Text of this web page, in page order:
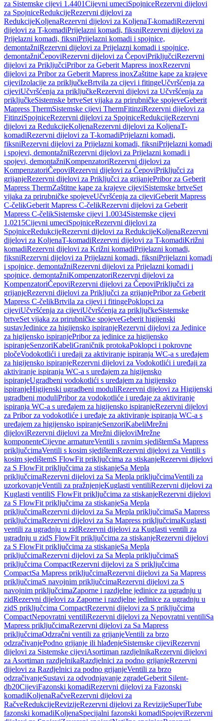
za Sistemske cijevi 1.4401Cijevni umeciSpojniceRezervni dijelovi
za SpojniceRedukcijeRezervni dijelovi za
RedukcijeKoljenaRezervni dijelovi za KoljenaT-komadiRezervni
dijelovi za T-komadiPrijelazni komadi, fiksniRezervni dijelovi za
Prijelazni komadi, fiksniPrijelazni komadi i spojnice,
demontažniRezervni dijelovi za Prijelazni komadi i spojnice,
demontažniČepoviRezervni dijelovi za ČepoviPriključciRezervni
dijelovi za PriključciPribor za Geberit Mapress inoxRezervni
dijelovi za Pribor za Geberit Mapress inoxZaštitne kape za krajeve
cijeviIzolacije za priključkeBrtvila za cijevi i fitingeUčvršćenja za
cijeviUčvršćenja za priključkeRezervni dijelovi za Učvršćenja za
priključkeSistemske brtveSet vijaka za prirubničke spojeveGeberit
Mapress ThermSistemske cijevi ThermFitinziRezervni dijelovi za
FitinziSpojniceRezervni dijelovi za SpojniceRedukcijeRezervni
dijelovi za RedukcijeKoljenaRezervni dijelovi za KoljenaT-
komadiRezervni dijelovi za T-komadiPrijelazni komadi,
fiksniRezervni dijelovi za Prijelazni komadi, fiksniPrijelazni komadi
i spojevi, demontažniRezervni dijelovi za Prijelazni komadi i
spojevi, demontažniKompenzatoriRezervni dijelovi za
KompenzatoriČepoviRezervni dijelovi za ČepoviPriključci za
grijanjeRezervni dijelovi za Priključci za grijanjePribor za Geberit
Mapress ThermZaštitne kape za krajeve cijeviSistemske brtveSet
vijaka za prirubničke spojeveUčvršćenja za cijeviGeberit Mapress
C-čelikGeberit Mapress C-čelikRezervni dijelovi za Geberit
Mapress C-čelikSistemske cijevi 1.0034Sistemske cijevi
1.0215Cijevni umeciSpojniceRezervni dijelovi za
SpojniceRedukcijeRezervni dijelovi za RedukcijeKoljenaRezervni
dijelovi za KoljenaT-komadiRezervni dijelovi za T-komadiKrižni
komadiRezervni dijelovi za Križni komadiPrijelazni komadi,
fiksniRezervni dijelovi za Prijelazni komadi, fiksniPrijelazni komadi
i spojnice, demontažniRezervni dijelovi za Prijelazni komadi i
spojnice, demontažniKompenzatoriRezervni dijelovi za
KompenzatoriČepoviRezervni dijelovi za ČepoviPriključci za
grijanjeRezervni dijelovi za Priključci za grijanjePribor za Geberit
Mapress C-čelikBrtvila za cijevi i fitingePoklopci za
cijeviUčvršćenja za cijeviUčvršćenja za priključkeSistemske
brtveSet vijaka za prirubničke spojeveGeberit higijenski
sustavJedinice za higijensko ispiranjeRezervni dijelovi za Jedinice
za higijensko ispiranjePribor za jedinice za higijensko
ispiranjeSenzoriKabeliGraničnik protokaPoklopci i pokrovne
pločeVodokotlići i uređaji za aktiviranje ispiranja WC-a s uređajem
za higijensko ispiranjeRezervni dijelovi za Vodokotlići i uređaji za
aktiviranje ispiranja WC-a s uređajem za higijensko
ispiranjeUgradbeni vodokotlići s uređajem za higijensko
ispiranjeHigijenski ugradbeni moduliRezervni dijelovi za Higijenski
ugradbeni moduliPribor za vodokotliće i uređaje za aktiviranje
ispiranja WC-a s uređajem za higijensko ispiranjeRezervni dijelovi
za Pribor za vodokotliće i uređaje za aktiviranje ispiranja WC-a s
uređajem za higijensko ispiranjeSenzoriKabeliMrežni
dijeloviRezervni dijelovi za Mrežni dijeloviMrežne
komponenteCijevne armatureVentili s ravnim sjedištemSa Mapress
priključcimaVentili s kosim sjedištemRezervni dijelovi za Ventili s
kosim sjedištemS FlowFit priključcima za stiskanjeRezervni dijelovi
za S FlowFit priključcima za stiskanjeSa Mepla
priključcimaRezervni dijelovi za Sa Mepla priključcimaVentili za
uzorkovanjeVentili za pražnjenjeKuglasti ventiliRezervni dijelovi za
Kuglasti ventiliS FlowFit priključcima za stiskanjeRezervni dijelovi
za S FlowFit priključcima za stiskanjeSa Mepla
priključcimaRezervni dijelovi za Sa Mepla priključcimaSa Mapress
priključcimaRezervni dijelovi za Sa Mapress priključcimaKuglasti
ventili za ugradnju u zidRezervni dijelovi za Kuglasti ventili za
ugradnju u zidS FlowFit priključcima za stiskanjeRezervni dijelovi
za S FlowFit priključcima za stiskanjeSa Mepla
priključcimaRezervni dijelovi za Sa Mepla priključcimaS
priključcima CompactRezervni dijelovi za S priključcima
CompactSa Mapress priključcimaRezervni dijelovi za Sa Mapress
priključcimaS navojnim priključcimaRezervni dijelovi za S
navojnim priključcimaZaporne i razdjelne jedinice za ugradnju u
zidRezervni dijelovi za Zaporne i razdjelne jedinice za ugradnju u
zidS priključcima CompactRezervni dijelovi za S priključcima
CompactNepovratni ventiliRezervni dijelovi za Nepovratni ventiliSa
Mapress priključcimaRezervni dijelovi za Sa Mapress
priključcimaOdzračni ventili za grijanjeVentili za brzo
odzračivanjePodno grijanje ili hlađenjeSistemske cijeviRezervni
dijelovi za Sistemske cijeviAsortiman razdjelnikaRezervni dijelovi
za Asortiman razdjelnikaRazdjelnici za podno grijanjeRezervni
dijelovi za Razdjelnici za podno grijanjeVentili za brzo
odzračivanjeSustavi za odvodnjavanje zgradeGeberit Silent-
db20CijeviFazonski komadiRezervni dijelovi za Fazonski
komadiKoljenaRačveRezervni dijelovi za
RačveRedukcijeRevizijeRezervni dijelovi za RevizijeSuperTube
fazonski komadiKoljenaSpecijalni fazonski komadiSpojeviRezervni